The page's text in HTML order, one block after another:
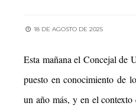
18 DE AGOSTO DE 2025
Esta mañana el Concejal de
puesto en conocimiento de
un año más, y en el contexto